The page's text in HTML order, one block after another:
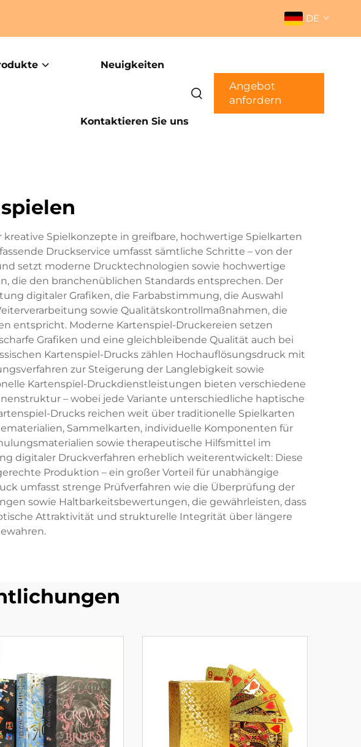
DE
Neuigkeiten
Kontaktieren Sie uns
Angebot
anfordern
Spielkonzepte in greifbare, hochwertige Spielkarten
Druckservice umfasst sämtliche Schritte – von der
setzt moderne Drucktechnologien sowie hochwertige
die den branchenüblichen Standards entsprechen. Der
digitaler Grafiken, die Farbabstimmung, die Auswahl
sowie Qualitätskontrollmaßnahmen, die
entspricht. Moderne Kartenspiel-Druckereien setzen
Grafiken und eine gleichbleibende Qualität auch bei
Kartenspiel-Drucks zählen Hochauflösungsdruck mit
zur Steigerung der Langlebigkeit sowie
Kartenspiel-Druckdienstleistungen bieten verschiedene
– wobei jede Variante unterschiedliche haptische
Drucks reichen weit über traditionelle Spielkarten
Sammelkarten, individuelle Komponenten für
sowie therapeutische Hilfsmittel im
digitaler Druckverfahren erheblich weiterentwickelt: Diese
Produktion – ein großer Vorteil für unabhängige
umfasst strenge Prüfverfahren wie die Überprüfung der
sowie Haltbarkeitsbewertungen, die gewährleisten, dass
Attraktivität und strukturelle Integrität über längere